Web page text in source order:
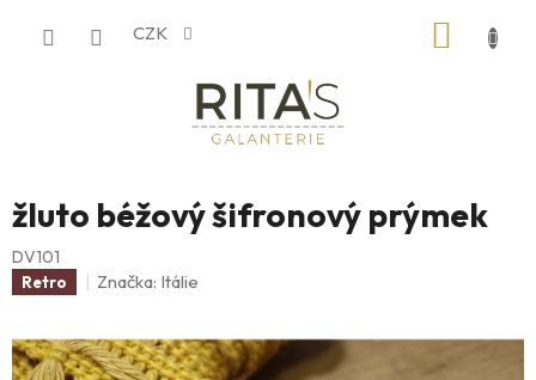
CZK
žluto béžový šifronový prýmek
DV101
Retro Značka: Itálie